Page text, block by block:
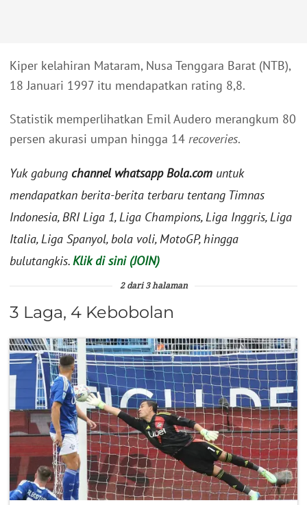
Kiper kelahiran Mataram, Nusa Tenggara Barat (NTB),
18 Januari 1997 itu mendapatkan rating 8,8.
Statistik memperlihatkan Emil Audero merangkum 80
persen akurasi umpan hingga 14 recoveries.
Yuk gabung channel whatsapp Bola.com untuk
mendapatkan berita-berita terbaru tentang Timnas
Indonesia, BRI Liga 1, Liga Champions, Liga Inggris, Liga
Italia, Liga Spanyol, bola voli, MotoGP, hingga
bulutangkis.Klik di sini (JOIN)
2 dari 3 halaman
3 Laga, 4 Kebobolan